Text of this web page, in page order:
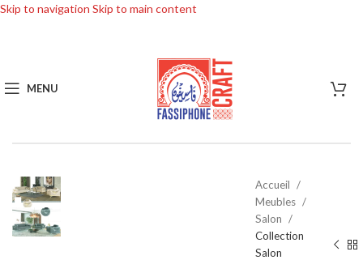
Skip to navigation Skip to main content
MENU
Accueil
Meubles
Salon
Collection
Salon